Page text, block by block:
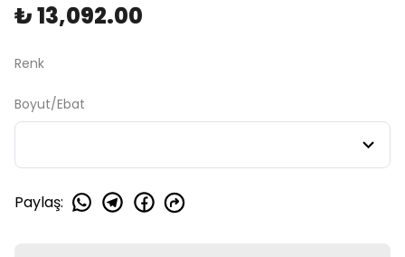
₺ 13,092.00
Renk
Boyut/Ebat
Paylaş: